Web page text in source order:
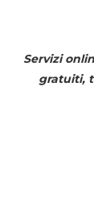
Servizi
gratuiti,